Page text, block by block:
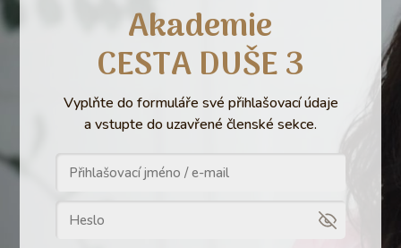
Akademie
CESTA DUŠE 3
Vyplňte do formuláře své přihlašovací údaje
a vstupte do uzavřené členské sekce.